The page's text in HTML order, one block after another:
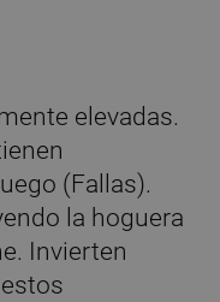
elevadas.
(Fallas).
la hoguera
Invierten